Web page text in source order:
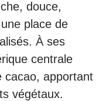
douce,
place de
À ses
centrale
cacao, apportant
végétaux.